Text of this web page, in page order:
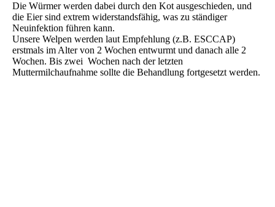
Die Würmer werden dabei durch den Kot ausgeschieden, und
die Eier sind extrem widerstandsfähig, was zu ständiger
Neuinfektion führen kann.
Unsere Welpen werden laut Empfehlung (z.B. ESCCAP)
erstmals im Alter von 2 Wochen entwurmt und danach alle 2
Wochen. Bis zwei Wochen nach der letzten
Muttermilchaufnahme sollte die Behandlung fortgesetzt werden.